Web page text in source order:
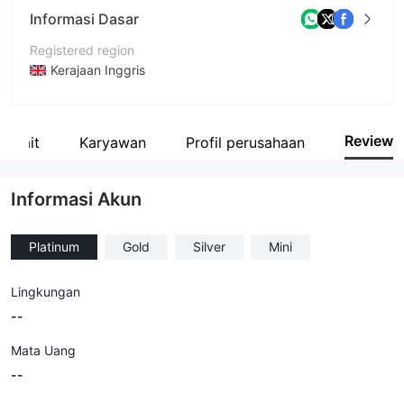
Informasi Dasar
Registered region
Kerajaan Inggris
Nama perusahaan
Karyawan Profil perusahaan Review
Informasi Akun
Platinum Gold Silver Mini
Lingkungan
--
Mata Uang
--